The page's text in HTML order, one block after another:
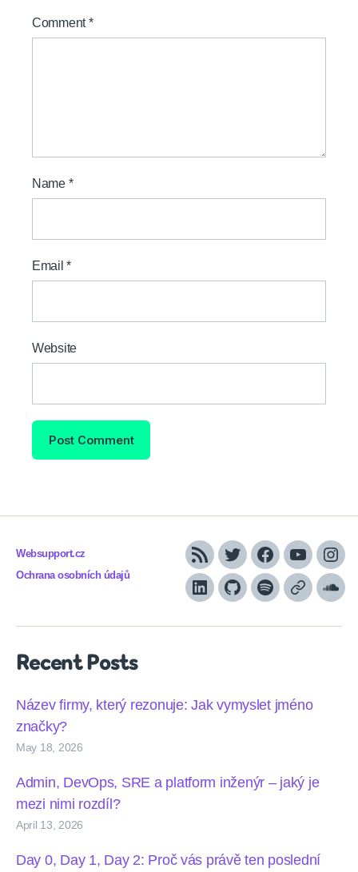
Comment*
Name *
Email*
Website
Websupport.cz
Ochrana osobních údajů
RSS TwitterFacebook
YouTube
LinkedInGithubSpotifyApple
Recent Posts
Název firmy, který rezonuje: Jak vymyslet jméno
značky?
May 18, 2026
Admin, DevOps, SRE a platform inženýr – jaký je
mezi nimi rozdíl?
April 13, 2026
Day 0, Day 1, Day 2: Proč vás právě ten poslední